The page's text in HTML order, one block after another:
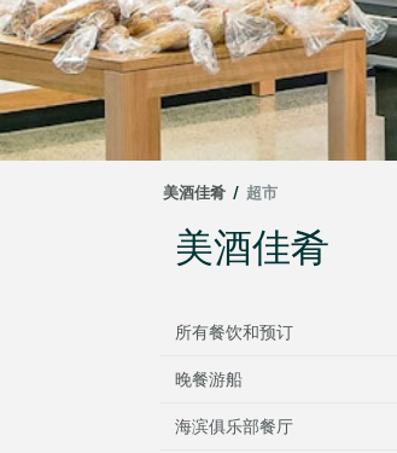
美酒佳肴 / 超市
美酒佳肴
所有餐饮和预订
晚餐游船
海滨俱乐部餐厅